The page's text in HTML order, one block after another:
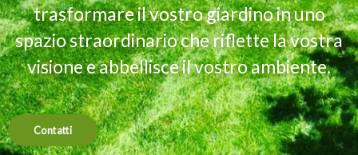
trasformare il vostro giardino in uno
spazio straordinario che riflette la vostra
visione e abbellisce il vostro ambiente.
Contatti